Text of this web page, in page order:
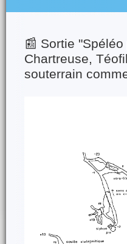
📰 Sortie
Chartreuse,
souterrain